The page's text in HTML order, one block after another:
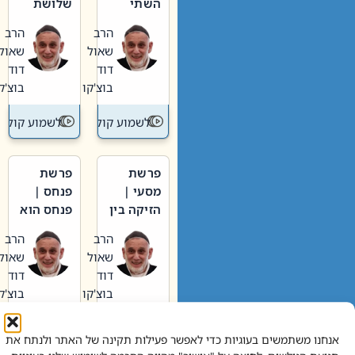
אנחנו משתמשים בעוגיות כדי לאפשר פעילות תקינה של האתר ולנתח את
וערב של
חיינו
הרב
שאול
דוד
בוצ'קו
לשמוע קול תורה – מדרש
האבות
הרב
שאול
דוד
בוצ'קו
לשמוע קול
פרשת
מסעי |
הזיקה בין
הגדול לעם הרב
שאול
דוד
בוצ'קו
לשמוע קול תורה – מדרש
פרשת
פנחס |
פנחס הוא
אליהו: בין
קנאות
הורסת
לקנאות
בונה
הרב
שאול
דוד
בוצ'קו
לשמוע קול